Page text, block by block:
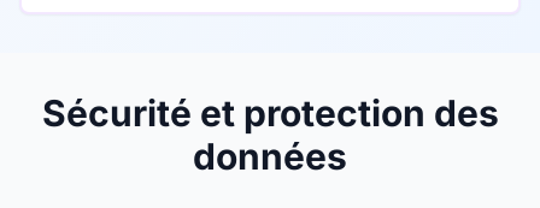
Sécurité et protection des
données